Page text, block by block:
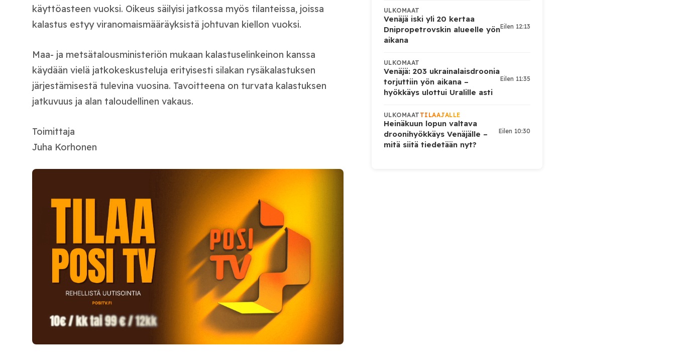
käyttöasteen vuoksi. Oikeus säilyisi jatkossa myös tilanteissa, joissa
kalastus estyy viranomaismääräyksistä johtuvan kiellon vuoksi.
Maa- ja metsätalousministeriön mukaan kalastuselinkeinon kanssa
käydään vielä jatkokeskusteluja erityisesti silakan rysäkalastuksen
järjestämisestä tulevina vuosina. Tavoitteena on turvata kalastuksen
jatkuvuus ja alan taloudellinen vakaus.
Toimittaja
Juha Korhonen
ULKOMAAT
Venäjä iski yli 20 kertaa
Dnipropetrovskin alueelle yön
aikana
Eilen 12:13
ULKOMAAT
Venäjä: 203 ukrainalaisdroonia
torjuttiin yön aikana –
hyökkäys ulottui Uralille asti
Eilen 11:35
ULKOMAAT TILAAJALLE
Heinäkuun lopun valtava
droonihyökkäys Venäjälle –
mitä siitä tiedetään nyt?
Eilen 10:30